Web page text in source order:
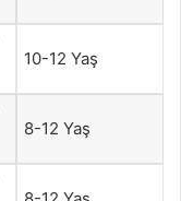
10-12 Yaş
8-12 Yaş